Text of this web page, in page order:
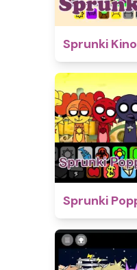
Sprunki Kino